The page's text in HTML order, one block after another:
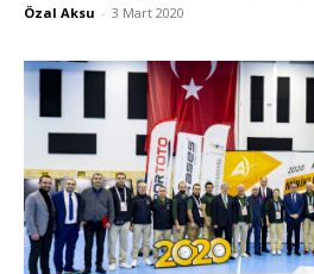
Özal Aksu - 3 Mart 2020